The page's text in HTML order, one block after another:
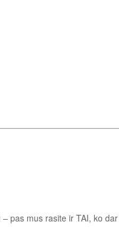
pas mus rasite ir TAI, ko